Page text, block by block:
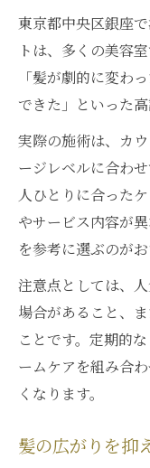
メテオト
プ
忙しい朝
利点
ヘアケア
体験
東京都中央区銀座
トは、多くの美容
「髪が劇的に変わ
できた」といった高
実際の施術は、カ
ージレベルに合わ
人ひとりに合った
やサービス内容が
を参考に選ぶのがお
注意点としては、
場合があること、
ことです。定期的
ームケアを組み合
くなります。
髪の広がりを抑